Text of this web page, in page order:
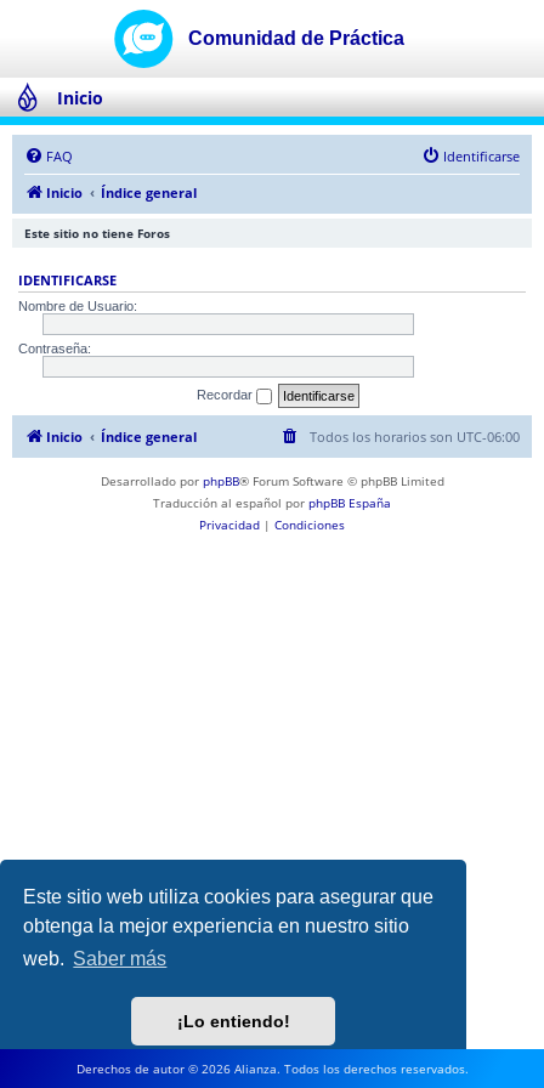
Este sitio web utiliza cookies para asegurar que
obtenga la mejor experiencia en nuestro sitio
web. Saber más
¡Lo entiendo!
Inicio
FAQ
Identificarse
Inicio
Índice general
Este sitio no tiene Foros
IDENTIFICARSE
Nombre de Usuario:
Contraseña:
Recordar
Inicio Índice general Todos los horarios son UTC-06:00
Desarrollado por phpBB® Forum Software © phpBB Limited
Traducción al español por phpBB España
Privacidad | Condiciones
Derechos de autor © 2026 Alianza. Todos los derechos reservados.